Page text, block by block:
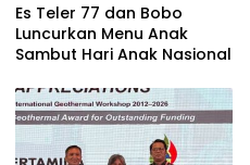
Es Teler 77 dan Bobo
Luncurkan Menu Anak
Sambut Hari Anak Nasional